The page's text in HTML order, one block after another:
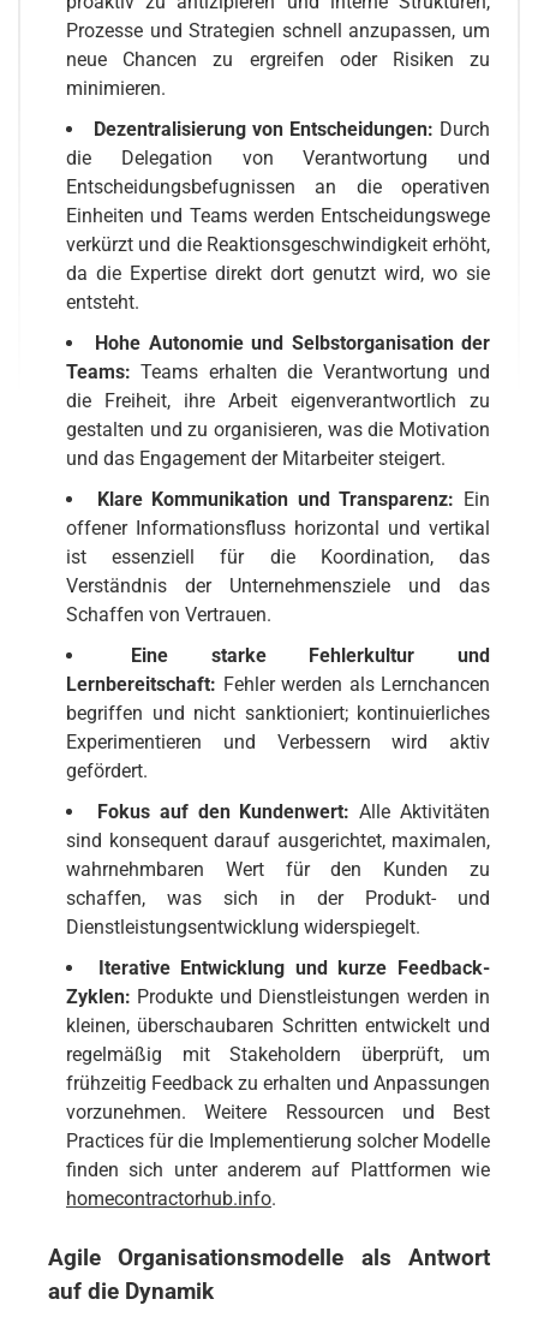
Prozesse und Strategien schnell anzupassen, um
neue Chancen zu ergreifen oder Risiken zu
minimieren.
Dezentralisierung von Entscheidungen: Durch
die Delegation von Verantwortung und
Entscheidungsbefugnissen an die operativen
Einheiten und Teams werden Entscheidungswege
verkürzt und die Reaktionsgeschwindigkeit erhöht,
da die Expertise direkt dort genutzt wird, wo sie
entsteht.
Hohe Autonomie und Selbstorganisation der
Teams: Teams erhalten die Verantwortung und
die Freiheit, ihre Arbeit eigenverantwortlich zu
gestalten und zu organisieren, was die Motivation
und das Engagement der Mitarbeiter steigert.
Klare Kommunikation und Transparenz: Ein
offener Informationsfluss horizontal und vertikal
ist essenziell für die Koordination, das
Verständnis der Unternehmensziele und das
Schaffen von Vertrauen.
Eine starke Fehlerkultur und
Lernbereitschaft: Fehler werden als Lernchancen
begriffen und nicht sanktioniert; kontinuierliches
Experimentieren und Verbessern wird aktiv
gefördert.
Fokus auf den Kundenwert: Alle Aktivitäten
sind konsequent darauf ausgerichtet, maximalen,
wahrnehmbaren Wert für den Kunden zu
schaffen, was sich in der Produkt- und
Dienstleistungsentwicklung widerspiegelt.
Iterative Entwicklung und kurze Feedback-
Zyklen: Produkte und Dienstleistungen werden in
kleinen, überschaubaren Schritten entwickelt und
regelmäßig mit Stakeholdern überprüft, um
frühzeitig Feedback zu erhalten und Anpassungen
vorzunehmen. Weitere Ressourcen und Best
Practices für die Implementierung solcher Modelle
finden sich unter anderem auf Plattformen wie
homecontractorhub.info.
Agile Organisationsmodelle als Antwort
auf die Dynamik